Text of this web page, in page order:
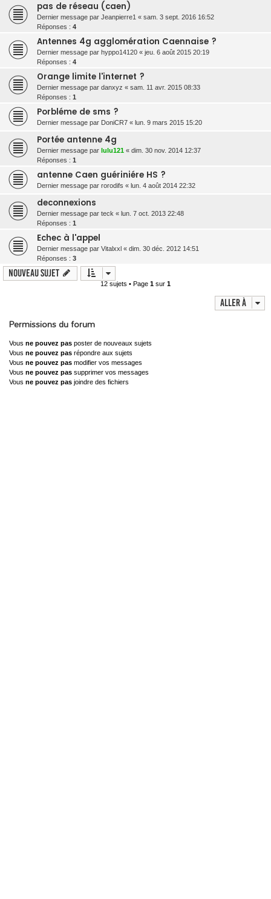
pas de réseau (caen)
Dernier message par Jeanpierre1 « sam. 3 sept. 2016 16:52
Réponses : 4
Antennes 4g agglomération Caennaise ?
Dernier message par hyppo14120 « jeu. 6 août 2015 20:19
Réponses : 4
Orange limite l'internet ?
Dernier message par danxyz « sam. 11 avr. 2015 08:33
Réponses : 1
Porbléme de sms ?
Dernier message par DoniCR7 « lun. 9 mars 2015 15:20
Portée antenne 4g
Dernier message par lulu121 « dim. 30 nov. 2014 12:37
Réponses : 1
antenne Caen guériniére HS ?
Dernier message par rorodifs « lun. 4 août 2014 22:32
deconnexions
Dernier message par teck « lun. 7 oct. 2013 22:48
Réponses : 1
Echec à l'appel
Dernier message par Vitalxxl « dim. 30 déc. 2012 14:51
Réponses : 3
Nouveau sujet
12 sujets • Page 1 sur 1
Aller à
Permissions du forum
Vous ne pouvez pas poster de nouveaux sujets
Vous ne pouvez pas répondre aux sujets
Vous ne pouvez pas modifier vos messages
Vous ne pouvez pas supprimer vos messages
Vous ne pouvez pas joindre des fichiers